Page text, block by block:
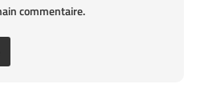
commentaire.